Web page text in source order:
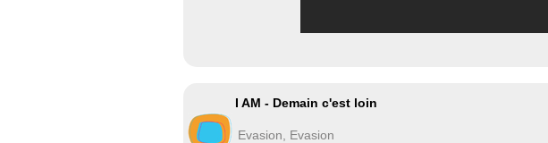
I AM - Demain c'est loin
Evasion, Evasion